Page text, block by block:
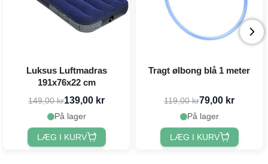
Luksus Luftmadras
191x76x22 cm
149,00 kr139,00 kr
På lager
LÆG I KURV
Tragt ølbong blå 1 meter
119,00 kr79,00 kr
På lager
LÆG I KURV